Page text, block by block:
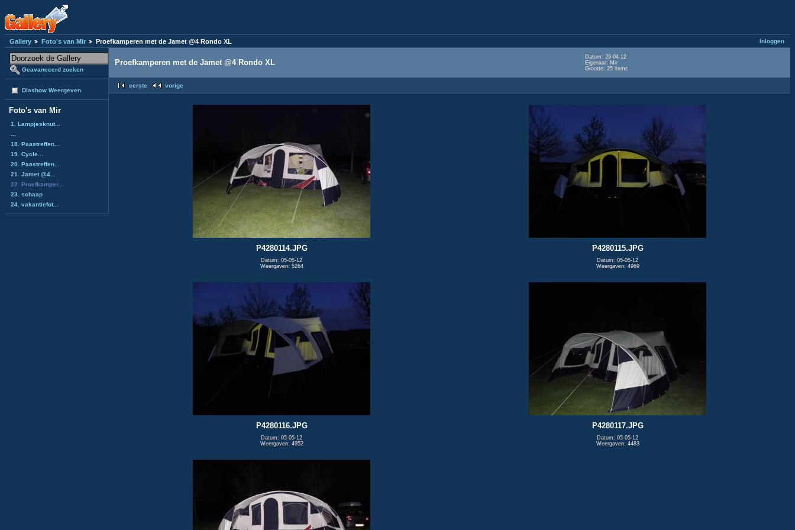
Inloggen
Gallery Foto's van Mir Proefkamperen met de Jamet @4 Rondo XL
Geavanceerd zoeken
Diashow Weergeven
Foto's van Mir
1. Lampjesknut...
18. Paastreffen...
19. Cycle...
20. Paastreffen...
21. Jamet @4...
22. Proefkamper...
23. schaap
24. vakantiefot...
Proefkamperen met de Jamet @4 Rondo XL
Datum: 29-04-12
Eigenaar: Mir
Grootte: 25 items
eerste vorige
P4280114.JPG
Datum: 05-05-12
Weergaven: 5264
P4280115.JPG
Datum: 05-05-12
Weergaven: 4969
P4280116.JPG
Datum: 05-05-12
Weergaven: 4952
P4280117.JPG
Datum: 05-05-12
Weergaven: 4483